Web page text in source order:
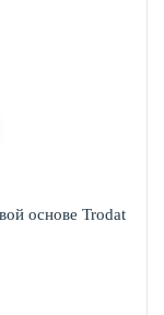
основе Trodat